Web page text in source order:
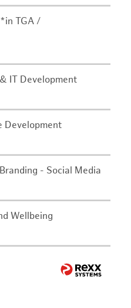
TGA /
IT Development
Development
- Social Media
Wellbeing